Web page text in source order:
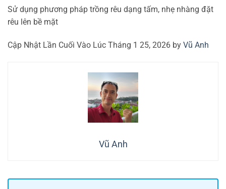
Sử dụng phương pháp trồng rêu dạng tấm, nhẹ nhàng đặt
rêu lên bề mặt
Cập Nhật Lần Cuối Vào Lúc Tháng 1 25, 2026 by Vũ Anh
Vũ Anh